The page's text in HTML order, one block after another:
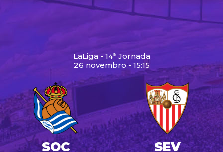
LaLiga - 14ª Jornada
26 novembro - 15:15
SOC SEV